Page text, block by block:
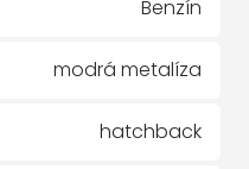
Benzín
modrá metalíza
hatchback